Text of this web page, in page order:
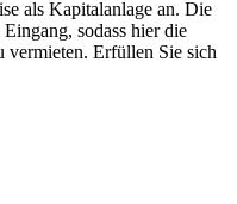
als Kapitalanlage an. Die
sodass hier die
vermieten. Erfüllen Sie sich